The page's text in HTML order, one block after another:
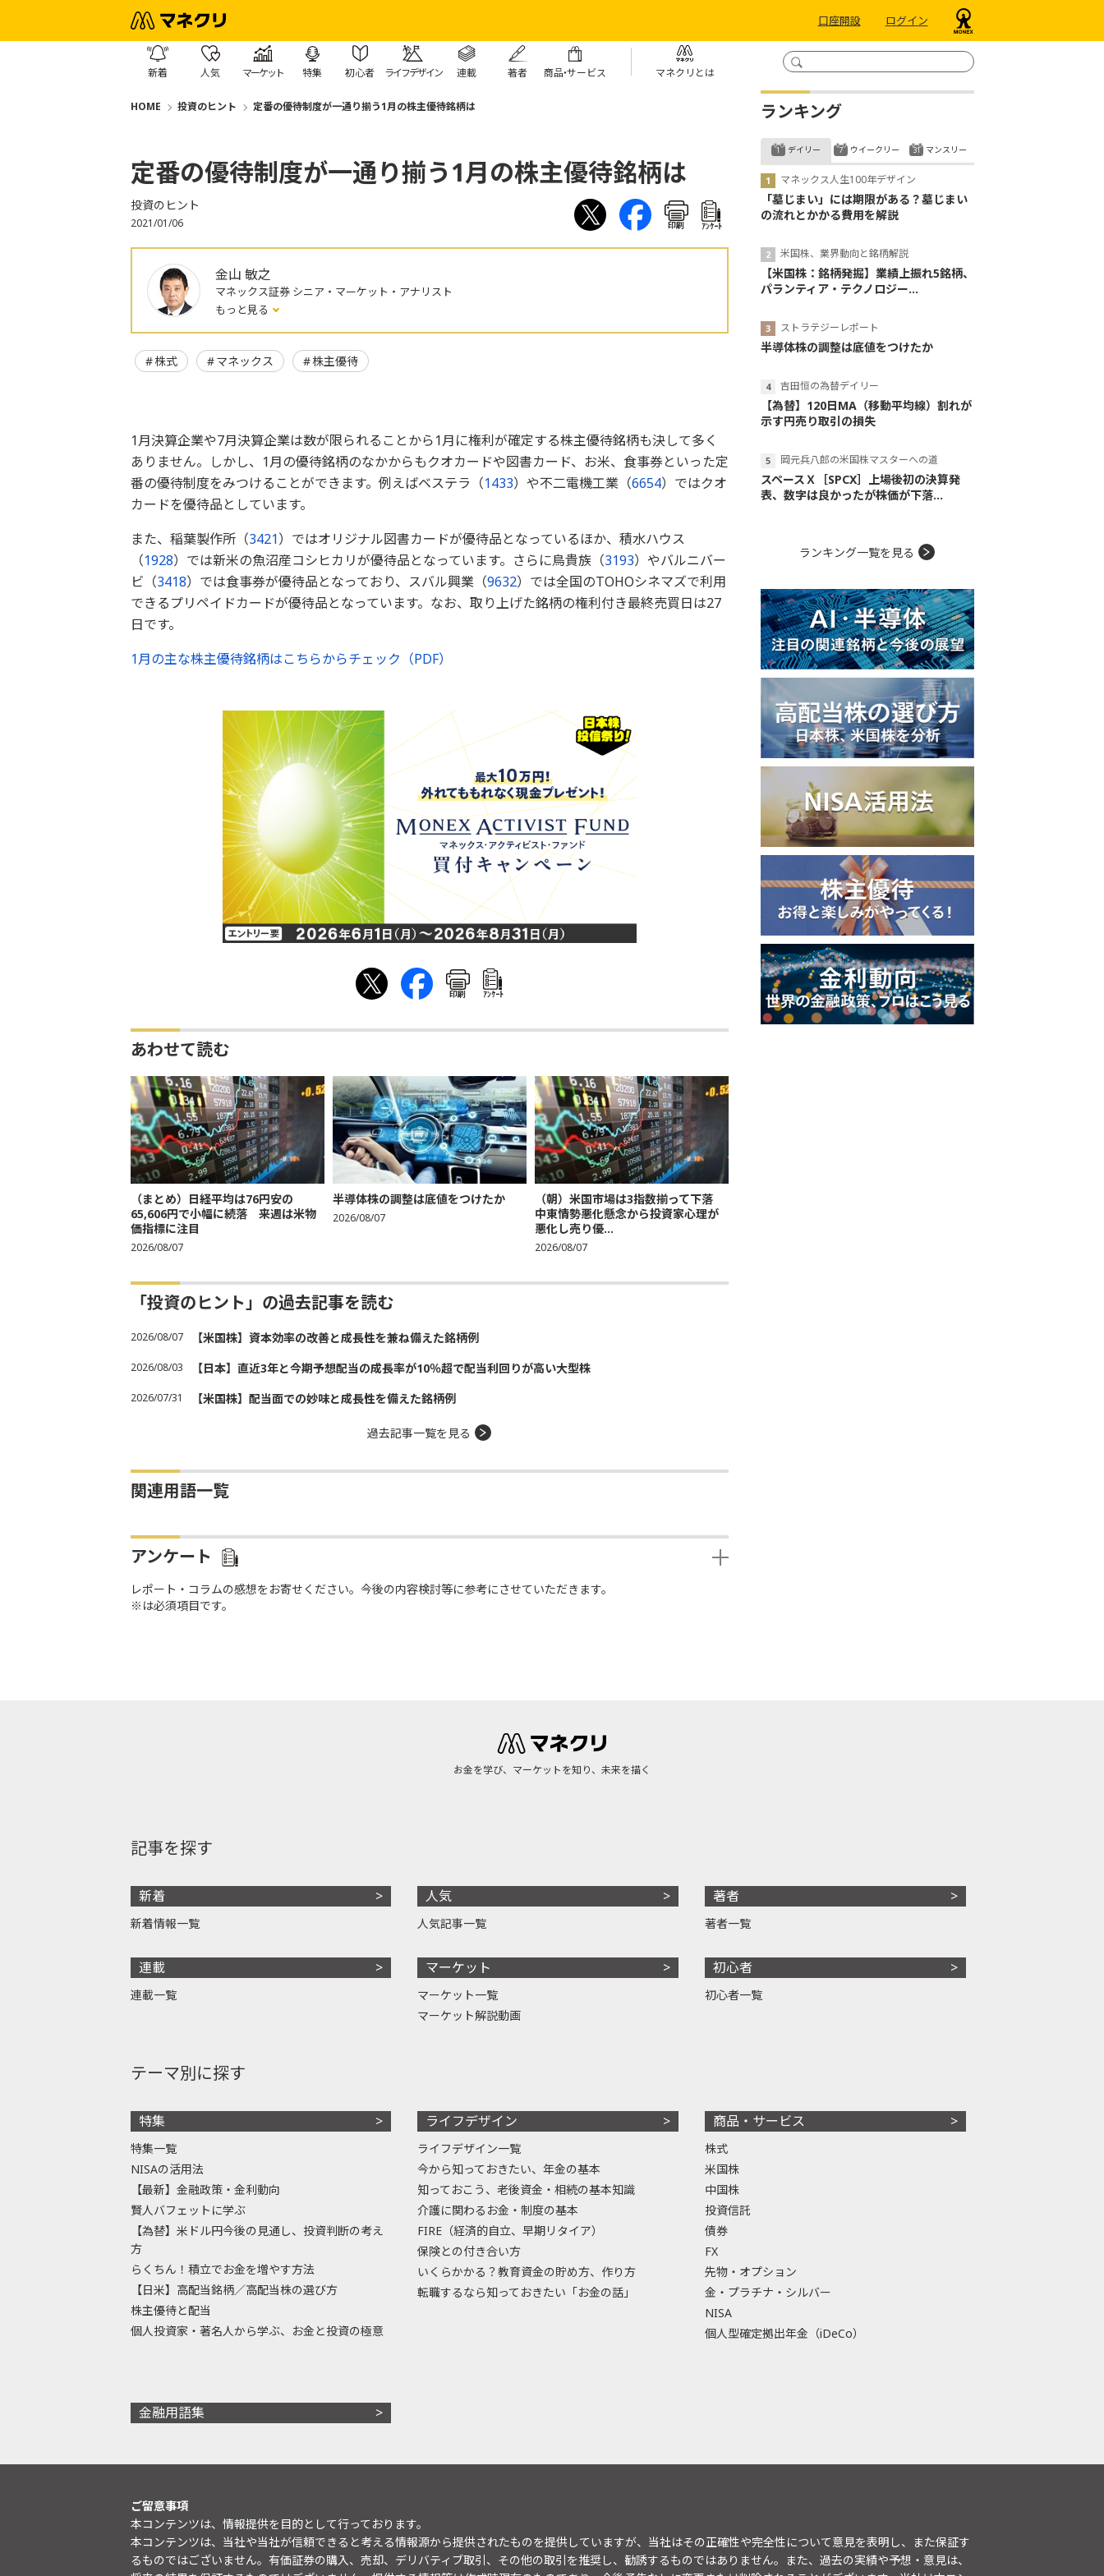
口座開設 ログイン
新着 人気 マーケット 特集 初心者 ライフデザイン 連載 著者 商品・サービス マネクリとは
HOME 投資のヒント 定番の優待制度が一通り揃う1月の株主優待銘柄は
定番の優待制度が一通り揃う1月の株主優待銘柄は
投資のヒント
2021/01/06 印刷 ｱﾝｹｰﾄ
金山 敏之
マネックス証券 シニア・マーケット・アナリスト
もっと見る
株式 マネックス 株主優待
1月決算企業や7月決算企業は数が限られることから1月に権利が確定する株主優待銘柄も決して多く
ありません。しかし、1月の優待銘柄のなかからもクオカードや図書カード、お米、食事券といった定
番の優待制度をみつけることができます。例えばベステラ（1433）や不二電機工業（6654）ではクオ
カードを優待品としています。
また、稲葉製作所（3421）ではオリジナル図書カードが優待品となっているほか、積水ハウス
（1928）では新米の魚沼産コシヒカリが優待品となっています。さらに鳥貴族（3193）やバルニバー
ビ（3418）では食事券が優待品となっており、スバル興業（9632）では全国のTOHOシネマズで利用
できるプリペイドカードが優待品となっています。なお、取り上げた銘柄の権利付き最終売買日は27
日です。
1月の主な株主優待銘柄はこちらからチェック（PDF）
印刷 ｱﾝｹｰﾄ
あわせて読む
（まとめ）日経平均は76円安の
65,606円で小幅に続落 来週は米物
価指標に注目
2026/08/07
半導体株の調整は底値をつけたか
2026/08/07
（朝）米国市場は3指数揃って下落
中東情勢悪化懸念から投資家心理が
悪化し売り優...
2026/08/07
「投資のヒント」の過去記事を読む
2026/08/07 【米国株】資本効率の改善と成長性を兼ね備えた銘柄例
2026/08/03 【日本】直近3年と今期予想配当の成長率が10％超で配当利回りが高い大型株
2026/07/31 【米国株】配当面での妙味と成長性を備えた銘柄例
過去記事一覧を見る
関連用語一覧
アンケート
レポート・コラムの感想をお寄せください。今後の内容検討等に参考にさせていただきます。
※は必須項目です。
ランキング
デイリー
マネックス人生100年デザイン
「墓じまい」には期限がある？墓じまい
の流れとかかる費用を解説
米国株、業界動向と銘柄解説
【米国株：銘柄発掘】業績上振れ5銘柄、
パランティア・テクノロジー...
ストラテジーレポート
半導体株の調整は底値をつけたか
吉田恒の為替デイリー
【為替】120日MA（移動平均線）割れが
示す円売り取引の損失
岡元兵八郎の米国株マスターへの道
スペースＸ［SPCX］上場後初の決算発
表、数字は良かったが株価が下落...
ウイークリー マンスリー
ランキング一覧を見る
お金を学び、マーケットを知り、未来を描く
記事を探す
新着
新着情報一覧
連載
連載一覧
人気
人気記事一覧
マーケット
マーケット一覧
マーケット解説動画
著者
著者一覧
初心者
初心者一覧
テーマ別に探す
特集
特集一覧
NISAの活用法
【最新】金融政策・金利動向
賢人バフェットに学ぶ
【為替】米ドル円今後の見通し、投資判断の考え
方
らくちん！積立でお金を増やす方法
【日米】高配当銘柄／高配当株の選び方
株主優待と配当
個人投資家・著名人から学ぶ、お金と投資の極意
ライフデザイン
ライフデザイン一覧
今から知っておきたい、年金の基本
知っておこう、老後資金・相続の基本知識
介護に関わるお金・制度の基本
FIRE（経済的自立、早期リタイア）
保険との付き合い方
いくらかかる？教育資金の貯め方、作り方
転職するなら知っておきたい「お金の話」
商品・サービス
株式
米国株
中国株
投資信託
債券
FX
先物・オプション
金・プラチナ・シルバー
NISA
個人型確定拠出年金（iDeCo）
金融用語集
ご留意事項
本コンテンツは、情報提供を目的として行っております。
本コンテンツは、当社や当社が信頼できると考える情報源から提供されたものを提供していますが、当社はその正確性や完全性について意見を表明し、また保証す
るものではございません。有価証券の購入、売却、デリバティブ取引、その他の取引を推奨し、勧誘するものではありません。また、過去の実績や予想・意見は、